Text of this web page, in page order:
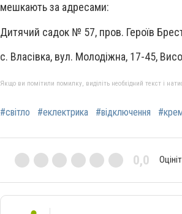
мешкають за адресами:
Дитячий садок № 57, пров. Героїв
с. Власівка, вул. Молодіжна, 17-45,
Якщо ви помітили помилку, виділіть необхідний текст і
#світло #еклектрика #відключення
0,0